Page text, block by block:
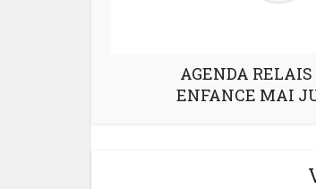
AGENDA
ENFANCE MAI